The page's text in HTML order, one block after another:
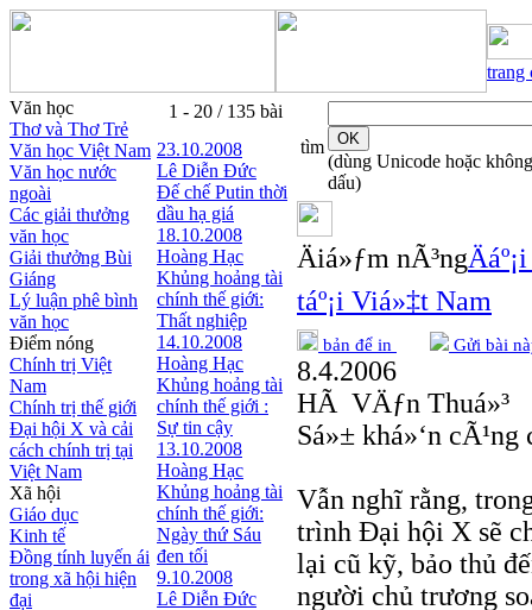
trang
Văn học
Thơ và Thơ Trẻ
Văn học Việt Nam
Văn học nước
ngoài
Các giải thưởng
văn học
Giải thưởng Bùi
Giáng
Lý luận phê bình
văn học
Điểm nóng
Chính trị Việt
Nam
Chính trị thế giới
Đại hội X và cải
cách chính trị tại
Việt Nam
Xã hội
Giáo dục
Kinh tế
Đồng tính luyến ái
trong xã hội hiện
đại
1 - 20 / 135 bài
23.10.2008
Lê Diễn Đức
Đế chế Putin thời
dầu hạ giá
18.10.2008
Hoàng Hạc
Khủng hoảng tài
chính thế giới:
Thất nghiệp
14.10.2008
Hoàng Hạc
Khủng hoảng tài
chính thế giới :
Sự tin cậy
13.10.2008
Hoàng Hạc
Khủng hoảng tài
chính thế giới:
Ngày thứ Sáu
đen tối
9.10.2008
Lê Diễn Đức
tìm
(dùng Unicode hoặc không
dấu)
Äiá»ƒm nÃ³ng
táº¡i Viá»‡t Nam
bản để in Gửi bài
8.4.2006
HÃ VÄƒn Thuá»³
Sá»± khá»‘n
Vẫn nghĩ rằng,
trình Đại hội X sẽ
lại cũ kỹ, bảo thủ
người chủ trương